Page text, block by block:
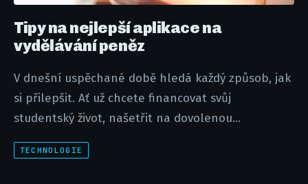
Tipy na nejlepší aplikace na
vydělávání peněz
V dnešní uspěchané době hledá každý způsob, jak
si přilepšit. Ať už chcete financovat svůj
studentský život, našetřit na dovolenou...
TECHNOLOGIE